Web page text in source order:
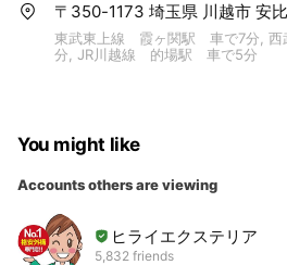
〒350-1173 埼玉県 川越市 安
東武東上線 霞ヶ関駅 車で7分,
分, JR川越線 的場駅 車で5分
You might like
Accounts others are viewing
ヒライエクステリア
5,832 friends